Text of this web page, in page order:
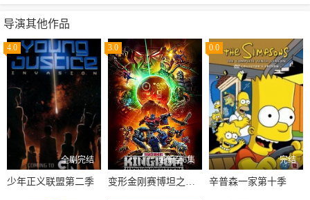
导演其他作品
4.0
全剧完结
少年正义联盟第二季
3.0
更新至6集
0.0
完结
辛普森一家第十季